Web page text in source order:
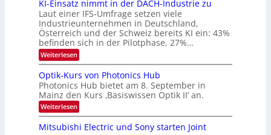
e
t
s
t
a
r
k
e
W
a
c
h
s
u
9
.
W
E
-
H
e
r
a
e
u
s
-
S
e
KI-Einsatz nimmt in der DACH-Industrie zu
Laut einer IFS-Umfrage setzen viele
Industrieunternehmen in Deutschland,
Österreich und der Schweiz bereits KI ein: 43%
befinden sich in der Pilotphase, 27%…
Weiterlesen:
K
-
E
i
n
s
t
Optik-Kurs von Photonics Hub
Photonics Hub bietet am 8. September in
Mainz den Kurs ‚Basiswissen Optik II‘ an.
Weiterlesen:
O
p
t
Mitsubishi Electric und Sony starten Joint